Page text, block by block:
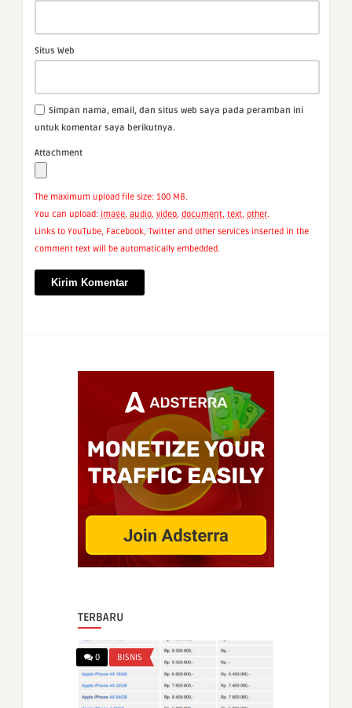
Situs Web
Simpan nama, email, dan situs web saya pada peramban ini
untuk komentar saya berikutnya.
Attachment
The maximum upload file size: 100 MB.
You can upload: image, audio, video, document, text, other.
Links to YouTube, Facebook, Twitter and other services inserted in the
comment text will be automatically embedded.
TERBARU
0 BISNIS